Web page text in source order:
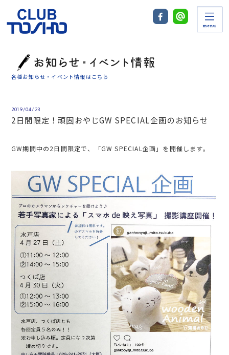
各種お知らせ・イベント情報はこちら
2019/04/23
2日間限定！頑固おやじGW SPECIAL企画のお知らせ
GW期間中の2日間限定で、「GW SPECIAL企画」を開催します。